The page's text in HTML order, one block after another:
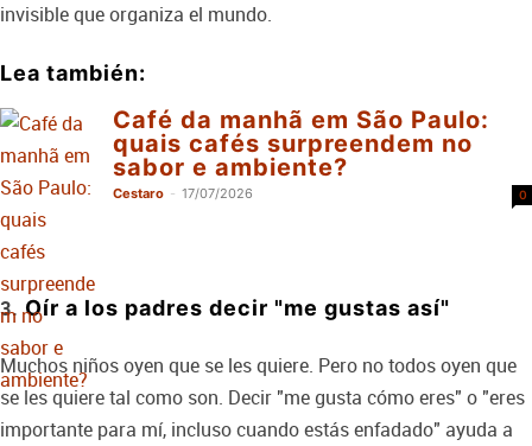
invisible que organiza el mundo.
Lea también:
Café da manhã em São Paulo:
quais cafés surpreendem no
sabor e ambiente?
Cestaro - 17/07/2026 0
Oír a los padres decir "me gustas así"
Muchos niños oyen que se les quiere. Pero no todos oyen que
se les quiere tal como son. Decir "me gusta cómo eres" o "eres
importante para mí, incluso cuando estás enfadado" ayuda a